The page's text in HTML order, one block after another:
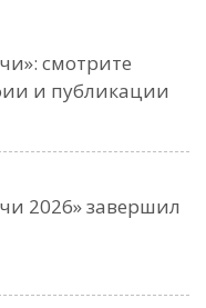
смотрите
и публикации
2026» завершил